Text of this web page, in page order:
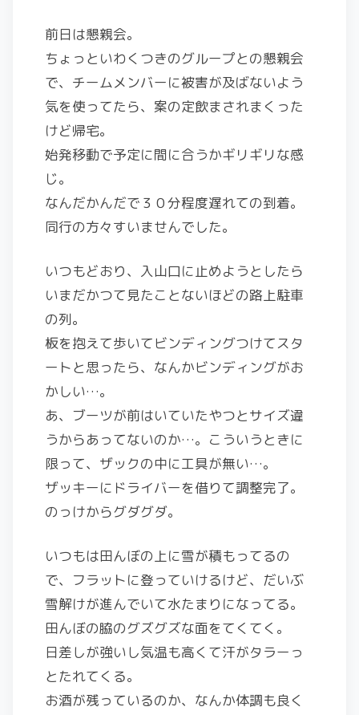
前日は懇親会。
ちょっといわくつきのグループとの懇親会
で、チームメンバーに被害が及ばないよう
気を使ってたら、案の定飲まされまくった
けど帰宅。
始発移動で予定に間に合うかギリギリな感
じ。
なんだかんだで３０分程度遅れての到着。
同行の方々すいませんでした。
いつもどおり、入山口に止めようとしたら
いまだかつて見たことないほどの路上駐車
の列。
板を抱えて歩いてビンディングつけてスタ
ートと思ったら、なんかビンディングがお
かしい…。
あ、ブーツが前はいていたやつとサイズ違
うからあってないのか…。こういうときに
限って、ザックの中に工具が無い…。
ザッキーにドライバーを借りて調整完了。
のっけからグダグダ。
いつもは田んぼの上に雪が積もってるの
で、フラットに登っていけるけど、だいぶ
雪解けが進んでいて水たまりになってる。
田んぼの脇のグズグズな面をてくてく。
日差しが強いし気温も高くて汗がタラーっ
とたれてくる。
お酒が残っているのか、なんか体調も良く